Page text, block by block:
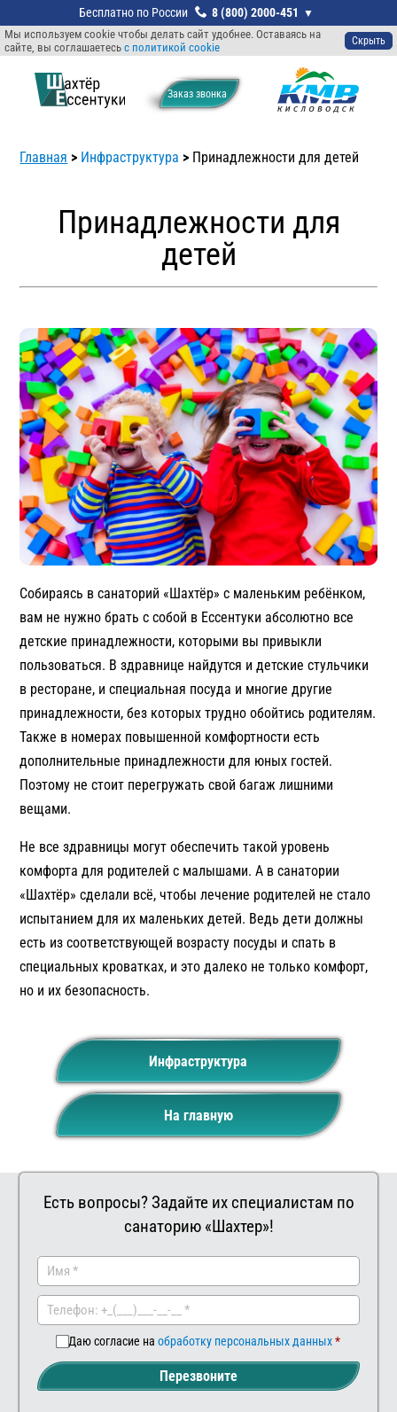
Мы используем cookie чтобы делать сайт удобнее. Оставаясь на
сайте, вы соглашаетесь с политикой cookie Скрыть
Заказ звонкa
8 (800) 2000-451
Главная > Инфраструктура > Принадлежности для детей
Принадлежности для
детей
Собираясь в санаторий «Шахтёр» с маленьким ребёнком,
вам не нужно брать с собой в Ессентуки абсолютно все
детские принадлежности, которыми вы привыкли
пользоваться. В здравнице найдутся и детские стульчики
в ресторане, и специальная посуда и многие другие
принадлежности, без которых трудно обойтись родителям.
Также в номерах повышенной комфортности есть
дополнительные принадлежности для юных гостей.
Поэтому не стоит перегружать свой багаж лишними
вещами.
Не все здравницы могут обеспечить такой уровень
комфорта для родителей с малышами. А в санатории
«Шахтёр» сделали всё, чтобы лечение родителей не стало
испытанием для их маленьких детей. Ведь дети должны
есть из соответствующей возрасту посуды и спать в
специальных кроватках, и это далеко не только комфорт,
но и их безопасность.
Инфраструктура
На главную
Есть вопросы? Задайте их специалистам по
санаторию «Шахтер»!
Даю согласие на обработку персональных данных
Перезвоните